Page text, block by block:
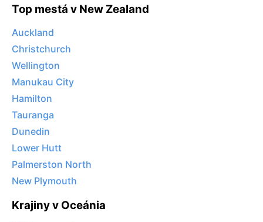
Top mestá v New Zealand
Auckland
Christchurch
Wellington
Manukau City
Hamilton
Tauranga
Dunedin
Lower Hutt
Palmerston North
New Plymouth
Krajiny v Oceánia